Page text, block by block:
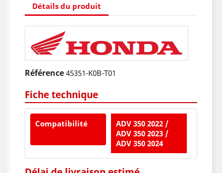
Détails du produit
Référence 45351-K0B-T01
Fiche technique
Compatibilité
ADV 350 2022 /
ADV 350 2023 /
ADV 350 2024